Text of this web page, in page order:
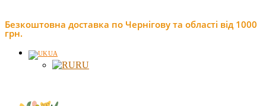
Безкоштовна доставка по Чернігову та області від 1000
грн.
UA
RU